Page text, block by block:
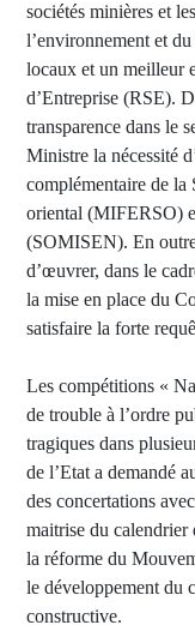
sociétés minières et
l’environnement et
locaux et un meilleur
d’Entreprise (RSE).
transparence dans le
Ministre la nécessité
complémentaire de la
oriental (MIFERSO)
(SOMISEN). En
d’œuvrer, dans le
la mise en place du
satisfaire la forte
Les compétitions «
de trouble à l’ordre
tragiques dans
de l’Etat a demandé
des concertations
maitrise du calendrier
la réforme du
le développement du
constructive.